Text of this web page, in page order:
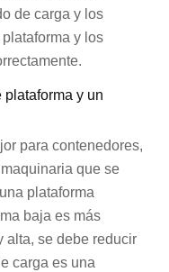
de carga y los
y los
y un
para contenedores,
que se
plataforma
baja es más
alta, se debe reducir
carga es una